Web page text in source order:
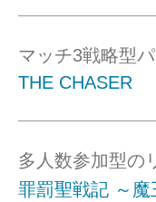
マッチ3戦略型
THE CHASER
多人数参加型の
罪罰聖戦記 ～魔